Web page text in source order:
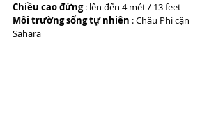
Chiều cao đứng : lên đến 4 mét / 13 feet
Môi trường sống tự nhiên : Châu Phi cận
Sahara